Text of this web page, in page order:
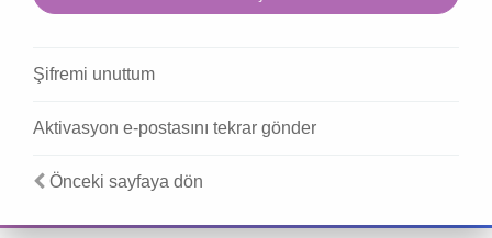
Şifremi unuttum
Aktivasyon e-postasını tekrar gönder
Önceki sayfaya dön